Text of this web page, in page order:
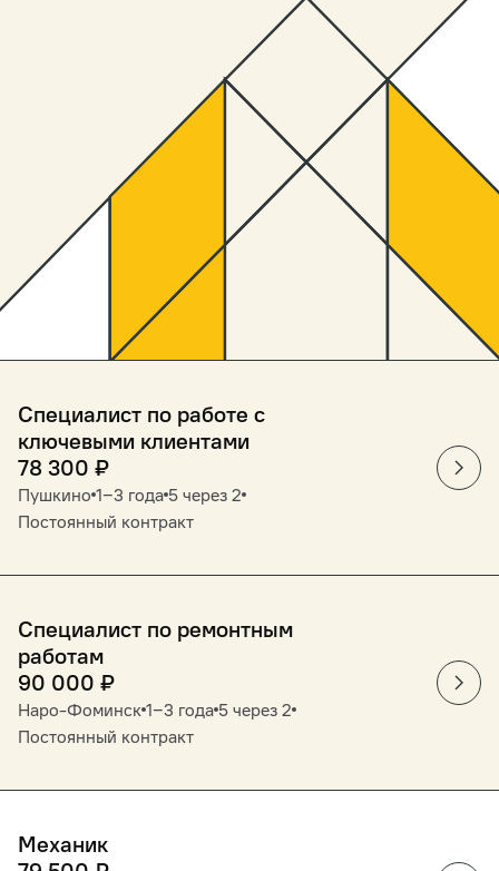
Специалист по работе с
ключевыми клиентами
78 300 ₽
Пушкино 1‒3 года 5 через 2
Постоянный контракт
Специалист по ремонтным
работам
90 000 ₽
Наро-Фоминск 1‒3 года 5 через 2
Постоянный контракт
Механик